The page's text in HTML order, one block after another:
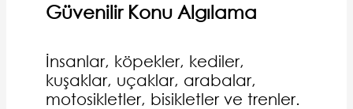
Güvenilir Konu Algılama
İnsanlar, köpekler, kediler,
kuşaklar, uçaklar, arabalar,
motosikletler, bisikletler ve trenler.